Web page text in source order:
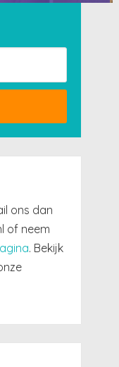
ons dan
of neem
. Bekijk